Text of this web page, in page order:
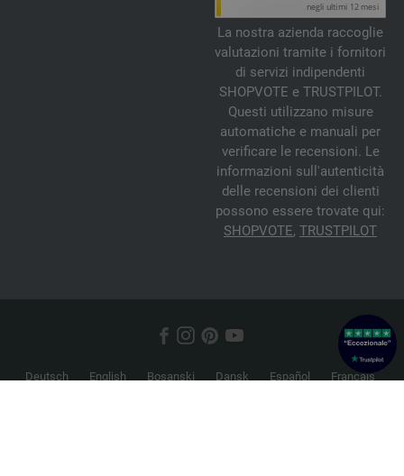
La nostra azienda raccoglie
valutazioni tramite i fornitori
di servizi indipendenti
SHOPVOTE e TRUSTPILOT.
Questi utilizzano misure
automatiche e manuali per
verificare le recensioni. Le
informazioni sull'autenticità
delle recensioni dei clienti
possono essere trovate qui:
SHOPVOTE, TRUSTPILOT
Deutsch English Bosanski Dansk Español
Français